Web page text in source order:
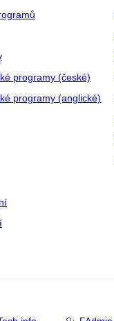
programy (české)
programy (anglické)